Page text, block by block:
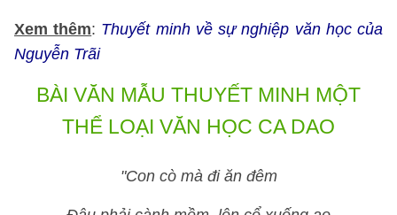
Xem thêm: Thuyết minh về sự nghiệp văn học của
Nguyễn Trãi
BÀI VĂN MẪU THUYẾT MINH MỘT
THỂ LOẠI VĂN HỌC CA DAO
"Con cò mà đi ăn đêm